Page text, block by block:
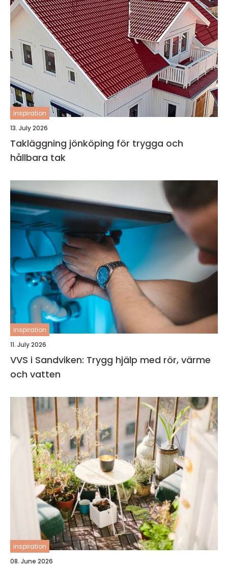
inspiration
13. July 2026
Takläggning jönköping för trygga och
hållbara tak
inspiration
11. July 2026
VVS i Sandviken: Trygg hjälp med rör, värme
och vatten
inspiration
08. June 2026